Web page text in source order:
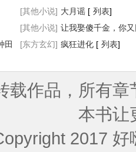
[其他小说] 大月谣 [ 列表]
[其他小说] 让我娶傻千金，你
求我离婚？[ 列表]
田
[东方玄幻] 疯狂进化 [ 列表]
载作品，所有
本书让
2017